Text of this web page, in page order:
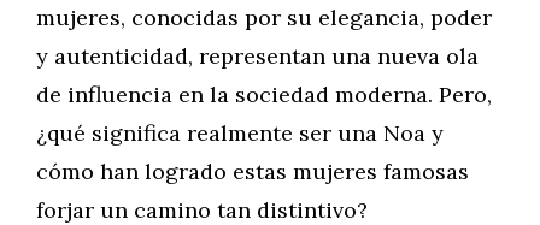
mujeres, conocidas por su elegancia, poder
y autenticidad, representan una nueva ola
de influencia en la sociedad moderna. Pero,
¿qué significa realmente ser una Noa y
cómo han logrado estas mujeres famosas
forjar un camino tan distintivo?